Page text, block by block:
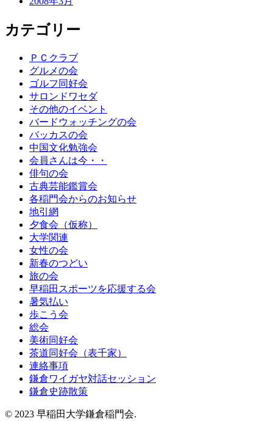
カテゴリー
ＰＣクラブ
グルメの会
ゴルフ同好会
サロンドワセダ
その他のイベント
バードウォッチングの会
バッカスの会
中国文化勉強会
会員さんは今・・
俳句の会
古典芸能鑑賞会
各稲門会からのお知らせ
地引網
夕食会（仮称）
大学関連
女性の会
新春のつどい
旅の会
早稲田スポーツを応援する会
暑気払い
歩こう会
総会
美術同好会
茶道同好会（表千家）
連絡事項
鎌倉ワイガヤ対話セッション
鎌倉史跡散策
© 2023 早稲田大学鎌倉稲門会.